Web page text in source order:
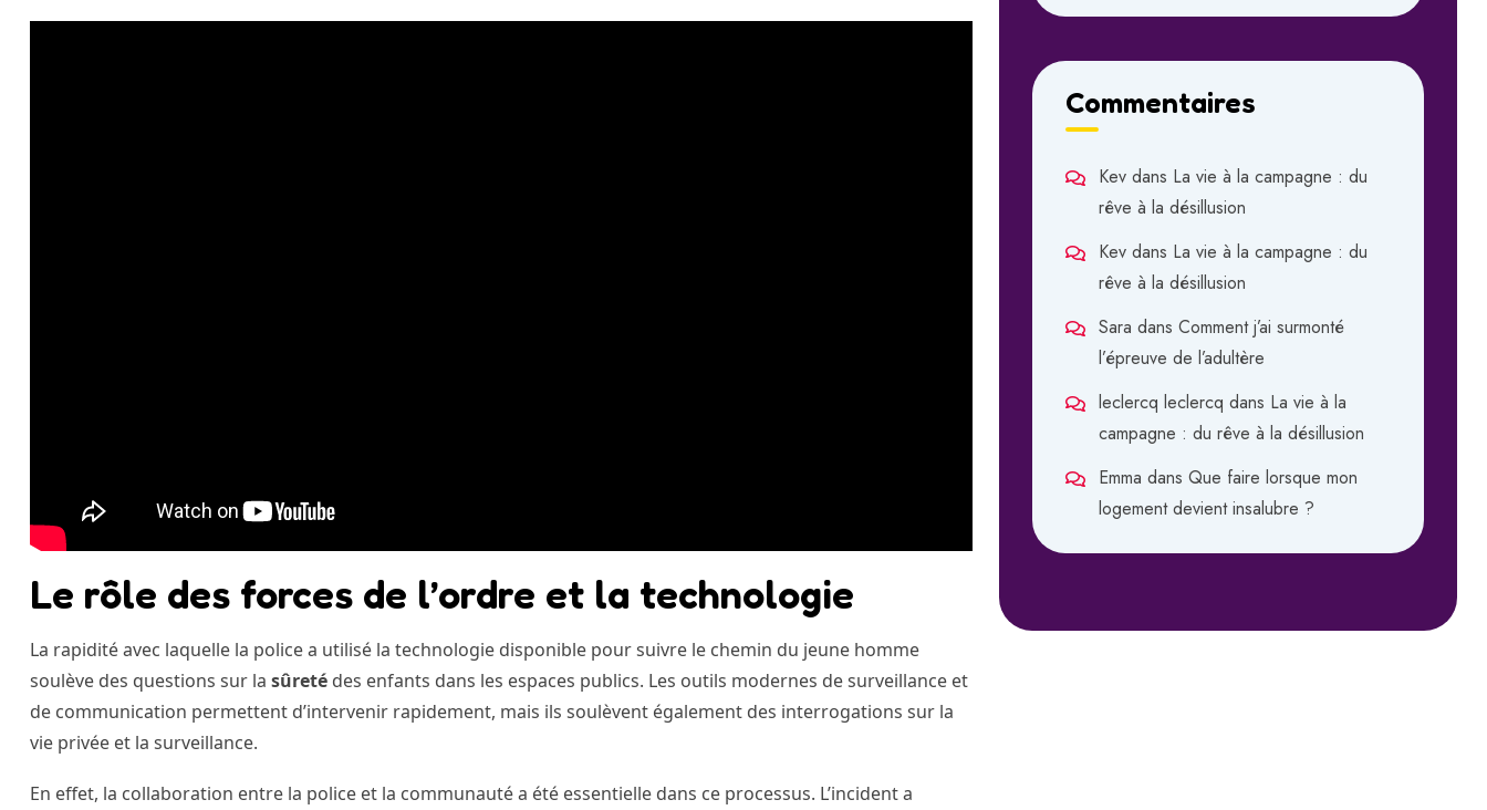
Le rôle des forces de l’ordre et la technologie
La rapidité avec laquelle la police a utilisé la technologie disponible pour suivre le chemin du jeune homme
soulève des questions sur la sûreté des enfants dans les espaces publics. Les outils modernes de surveillance et
de communication permettent d’intervenir rapidement, mais ils soulèvent également des interrogations sur la
vie privée et la surveillance.
En effet, la collaboration entre la police et la communauté a été essentielle dans ce processus. L’incident a
Commentaires
Kev dans La vie à la campagne : du
rêve à la désillusion
Kev dans La vie à la campagne : du
rêve à la désillusion
Sara dans Comment j’ai surmonté
l’épreuve de l’adultère
leclercq leclercq dans La vie à la
campagne : du rêve à la désillusion
Emma dans Que faire lorsque mon
logement devient insalubre ?